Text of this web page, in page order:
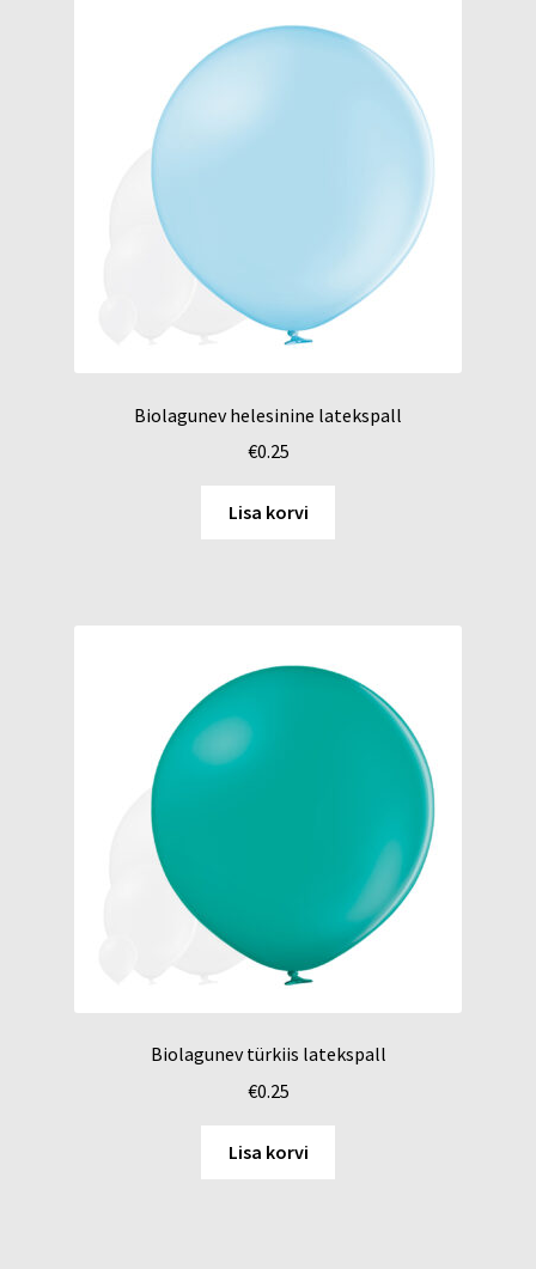
Biolagunev helesinine latekspall
€0.25
Lisa korvi
Biolagunev türkiis latekspall
€0.25
Lisa korvi